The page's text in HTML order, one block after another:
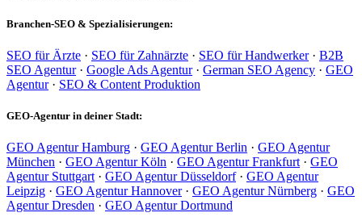
Branchen-SEO & Spezialisierungen:
SEO für Ärzte · SEO für Zahnärzte · SEO für Handwerker· B2B
SEO Agentur· Google Ads Agentur· German SEO Agency · GEO
Agentur· SEO & Content Produktion
GEO-Agentur in deiner Stadt:
GEO Agentur Hamburg · GEO Agentur Berlin · GEO Agentur
München · GEO Agentur Köln · GEO Agentur Frankfurt· GEO
Agentur Stuttgart· GEO Agentur Düsseldorf· GEO Agentur
Leipzig · GEO Agentur Hannover· GEO Agentur Nürnberg · GEO
Agentur Dresden · GEO Agentur Dortmund